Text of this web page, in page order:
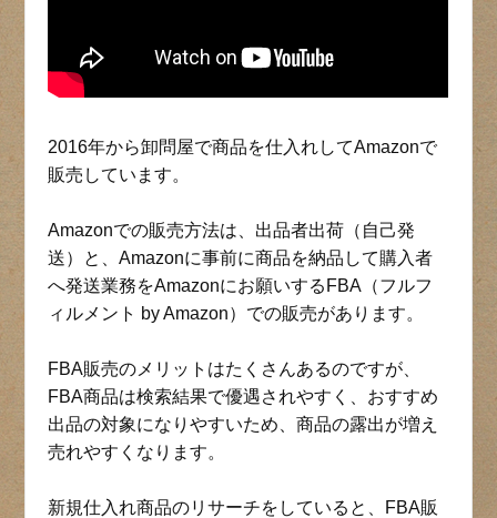
2016年から卸問屋で商品を仕入れしてAmazonで
販売しています。
Amazonでの販売方法は、出品者出荷（自己発
送）と、Amazonに事前に商品を納品して購入者
へ発送業務をAmazonにお願いするFBA（フルフ
ィルメント by Amazon）での販売があります。
FBA販売のメリットはたくさんあるのですが、
FBA商品は検索結果で優遇されやすく、おすすめ
出品の対象になりやすいため、商品の露出が増え
売れやすくなります。
新規仕入れ商品のリサーチをしていると、FBA販